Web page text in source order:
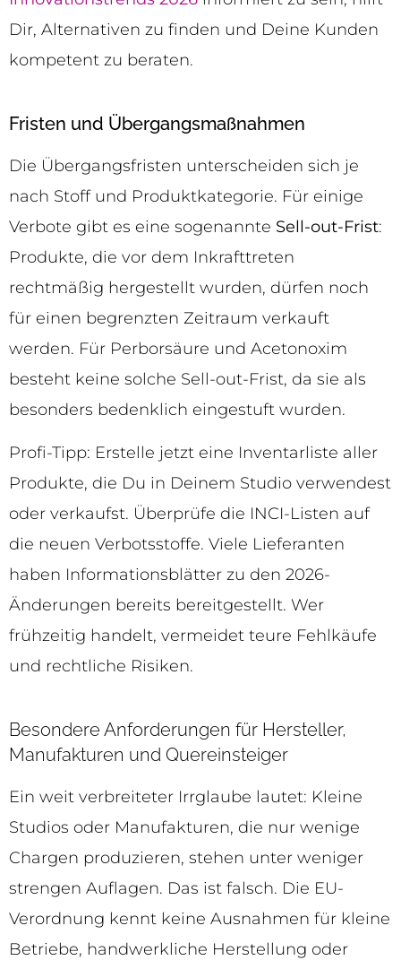
Dir, Alternativen zu finden und Deine Kunden
kompetent zu beraten.
Fristen und Übergangsmaßnahmen
Die Übergangsfristen unterscheiden sich je
nach Stoff und Produktkategorie. Für einige
Verbote gibt es eine sogenannte Sell-out-Frist:
Produkte, die vor dem Inkrafttreten
rechtmäßig hergestellt wurden, dürfen noch
für einen begrenzten Zeitraum verkauft
werden. Für Perborsäure und Acetonoxim
besteht keine solche Sell-out-Frist, da sie als
besonders bedenklich eingestuft wurden.
Profi-Tipp: Erstelle jetzt eine Inventarliste aller
Produkte, die Du in Deinem Studio verwendest
oder verkaufst. Überprüfe die INCI-Listen auf
die neuen Verbotsstoffe. Viele Lieferanten
haben Informationsblätter zu den 2026-
Änderungen bereits bereitgestellt. Wer
frühzeitig handelt, vermeidet teure Fehlkäufe
und rechtliche Risiken.
Besondere Anforderungen für Hersteller,
Manufakturen und Quereinsteiger
Ein weit verbreiteter Irrglaube lautet: Kleine
Studios oder Manufakturen, die nur wenige
Chargen produzieren, stehen unter weniger
strengen Auflagen. Das ist falsch. Die EU-
Verordnung kennt keine Ausnahmen für kleine
Betriebe, handwerkliche Herstellung oder